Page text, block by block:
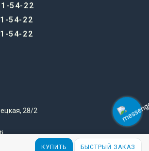
КУПИТЬ БЫСТРЫЙ ЗАКАЗ
54-22
54-22
54-22
28/2